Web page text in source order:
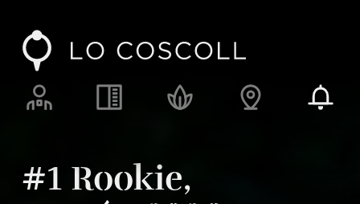
#1 Rookie,